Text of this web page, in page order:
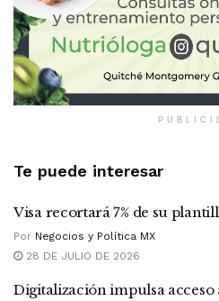
Te puede interesar
Visa recortará 7% de su
Por Negocios y Política MX
28 DE JULIO DE 2026
Digitalización impulsa acceso